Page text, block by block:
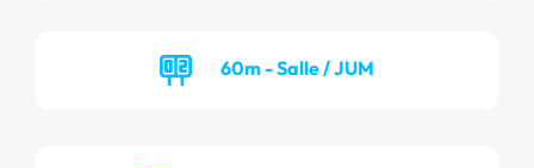
60m - Salle / JUM